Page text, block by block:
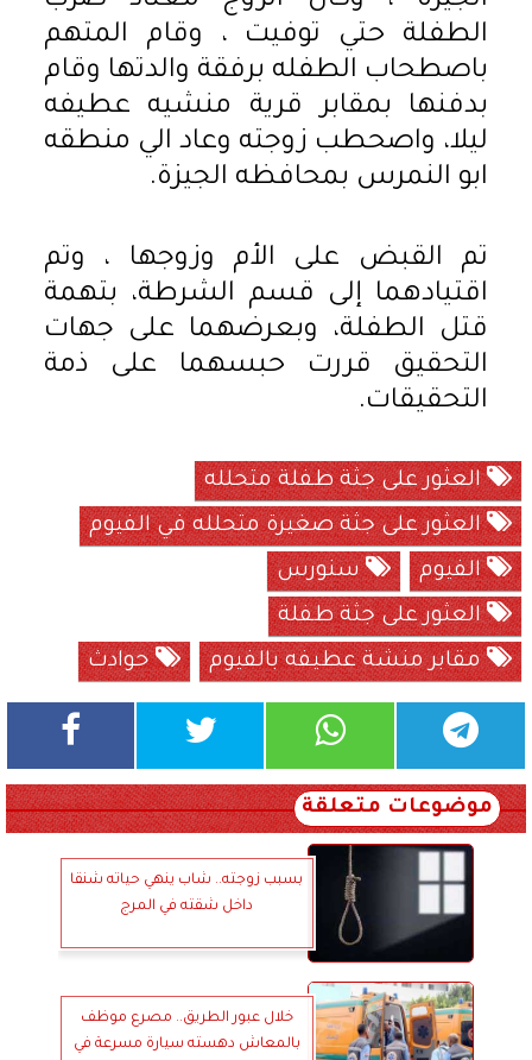
الطفلة حتي توفيت ، وقام المتهم
باصطحاب الطفله برفقة والدتها وقام
بدفنها بمقابر قرية منشيه عطيفه
ليلا، واصحطب زوجته وعاد الي منطقه
ابو النمرس بمحافظه الجيزة.
تم القبض على الأم وزوجها ، وتم
اقتيادهما إلى قسم الشرطة، بتهمة
قتل الطفلة، وبعرضهما على جهات
التحقيق قررت حبسهما على ذمة
التحقيقات.
العثور على جثة طفلة متحلله
العثور على جثة صغيرة متحلله في الفيوم
الفيوم
سنورس
العثور على جثة طفلة
مقابر منشة عطيفه بالفيوم
حوادث
موضوعات متعلقة
بسبب زوجته.. شاب ينهي حياته شنقا
داخل شقته في المرج
خلال عبور الطريق.. مصرع موظف
بالمعاش دهسته سيارة مسرعة في